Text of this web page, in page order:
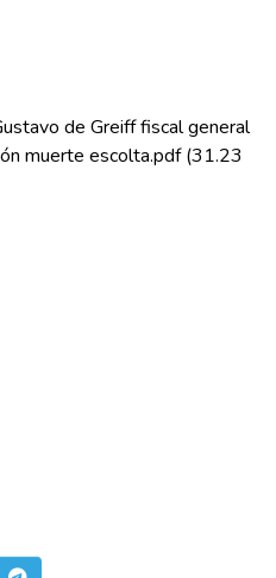
de Greiff fiscal general
muerte escolta.pdf(31.23